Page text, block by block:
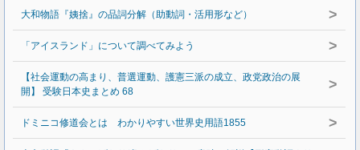
大和物語『姨捨』の品詞分解（助動詞・活用形など） >
「アイスランド」について調べてみよう >
【社会運動の高まり、普選運動、護憲三派の成立、政党政治の展
開】 受験日本史まとめ 68
>
ドミニコ修道会とは わかりやすい世界史用語1855 >